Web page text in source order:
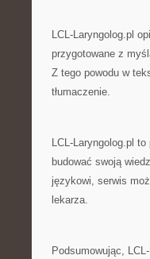
LCL-Laryngolog.pl
przygotowane z
Z tego powodu w
tłumaczenie.
LCL-Laryngolog.pl
budować swoją
językowi, serwis
lekarza.
Podsumowując,